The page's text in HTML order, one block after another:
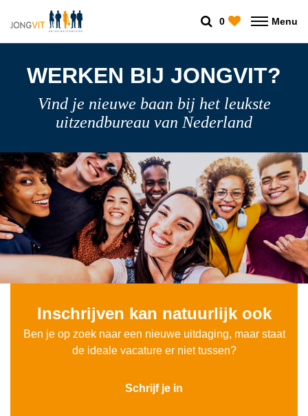
0 Menu
WERKEN BIJ JONGVIT?
Vind je nieuwe baan bij het leukste
uitzendbureau van Nederland
Inschrijven kan natuurlijk ook
Ben je op zoek naar een nieuwe uitdaging, maar staat
de ideale vacature er niet tussen?
Schrijf je in